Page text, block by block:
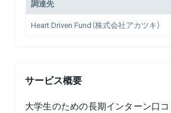
調達先
Heart Driven Fund（株式会社アカツキ）
サービス概要
大学生のための長期インターン口コ